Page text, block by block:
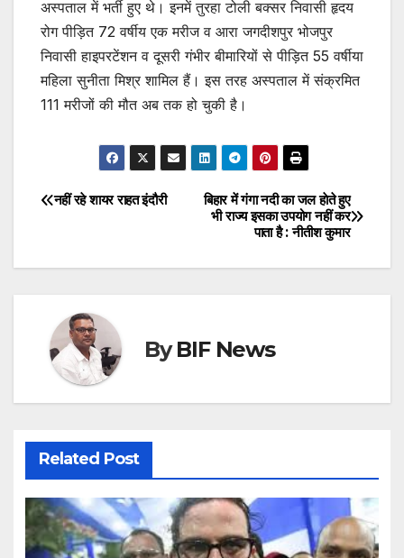
अस्पताल में भर्ती हुए थे। इनमें तुरहा टोली बक्सर निवासी हृदय
रोग पीड़ित 72 वर्षीय एक मरीज व आरा जगदीशपुर भोजपुर
निवासी हाइपरटेंशन व दूसरी गंभीर बीमारियों से पीड़ित 55 वर्षीया
महिला सुनीता मिश्र शामिल हैं। इस तरह अस्पताल में संक्रमित
111 मरीजों की मौत अब तक हो चुकी है।
Post
बिहार में गंगा नदी का जल हाेते हुए
भी राज्य इसका उपयोग नहीं कर
पाता है : नीतीश कुमार
नहीं रहे शायर राहत इंदौरी
ByBIF News
Related Post